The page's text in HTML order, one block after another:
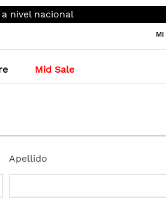
nivel nacional
MI
Mid Sale
Apellido